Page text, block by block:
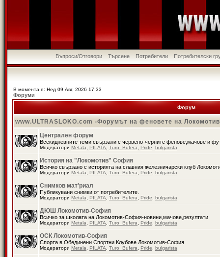
Въпроси/Отговори Търсене Потребители Потребителски
В момента е: Нед 09 Авг, 2026 17:33
Форуми
Форум
www.ULTRASLOKO.com -Форумът на феновете на
Централен форум
Всекидневните теми свързани с червено-черните фенове,мачове и
Модератори Metala PILATA Turo_Bufera Pride bulgarista
История на "Локомотив" София
Всичко свързано с историята на славния железничарски клуб
Модератори Metala PILATA Turo_Bufera Pride bulgarista
Снимков мат'риал
Публикувани снимки от потребителите.
Модератори Metala PILATA Turo_Bufera Pride bulgarista
ДЮШ Локомотив-София
Всичко за школата на Локомотив-София-новини,мачове,резултати
Модератори Metala PILATA Turo_Bufera Pride bulgarista
ОСК Локомотив-София
Спорта в Обединени Спортни Клубове Локомотив-София
Модератори Metala PILATA Turo_Bufera Pride bulgarista